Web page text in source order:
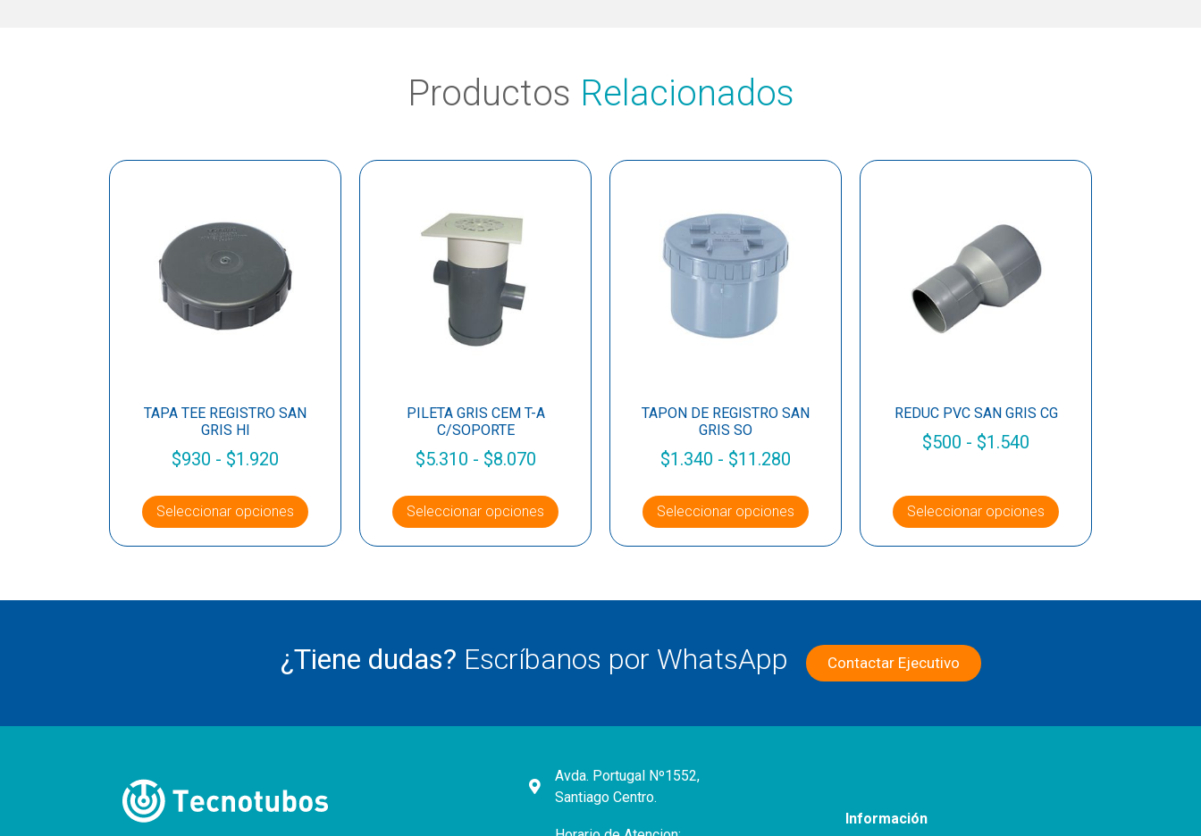
Productos Relacionados
TAPA TEE REGISTRO SAN
GRIS HI
$930 - $1.920
Seleccionar opciones
PILETA GRIS CEM T-A
C/SOPORTE
$5.310 - $8.070
Seleccionar opciones
TAPON DE REGISTRO SAN
GRIS SO
$1.340 - $11.280
Seleccionar opciones
REDUC PVC SAN GRIS CG
$500 - $1.540
Seleccionar opciones
¿Tiene dudas? Escríbanos por WhatsApp Contactar Ejecutivo
Avda. Portugal Nº1552,
Santiago Centro.
Información